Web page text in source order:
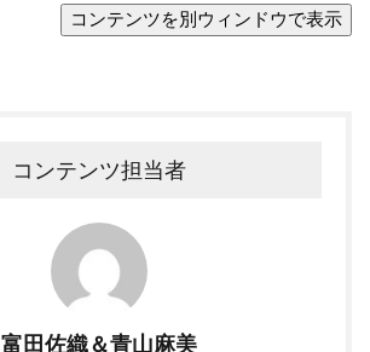
コンテンツ担当者
富田佐織＆青山麻美